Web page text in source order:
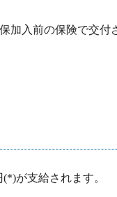
入前の保険で交付
が支給されます。